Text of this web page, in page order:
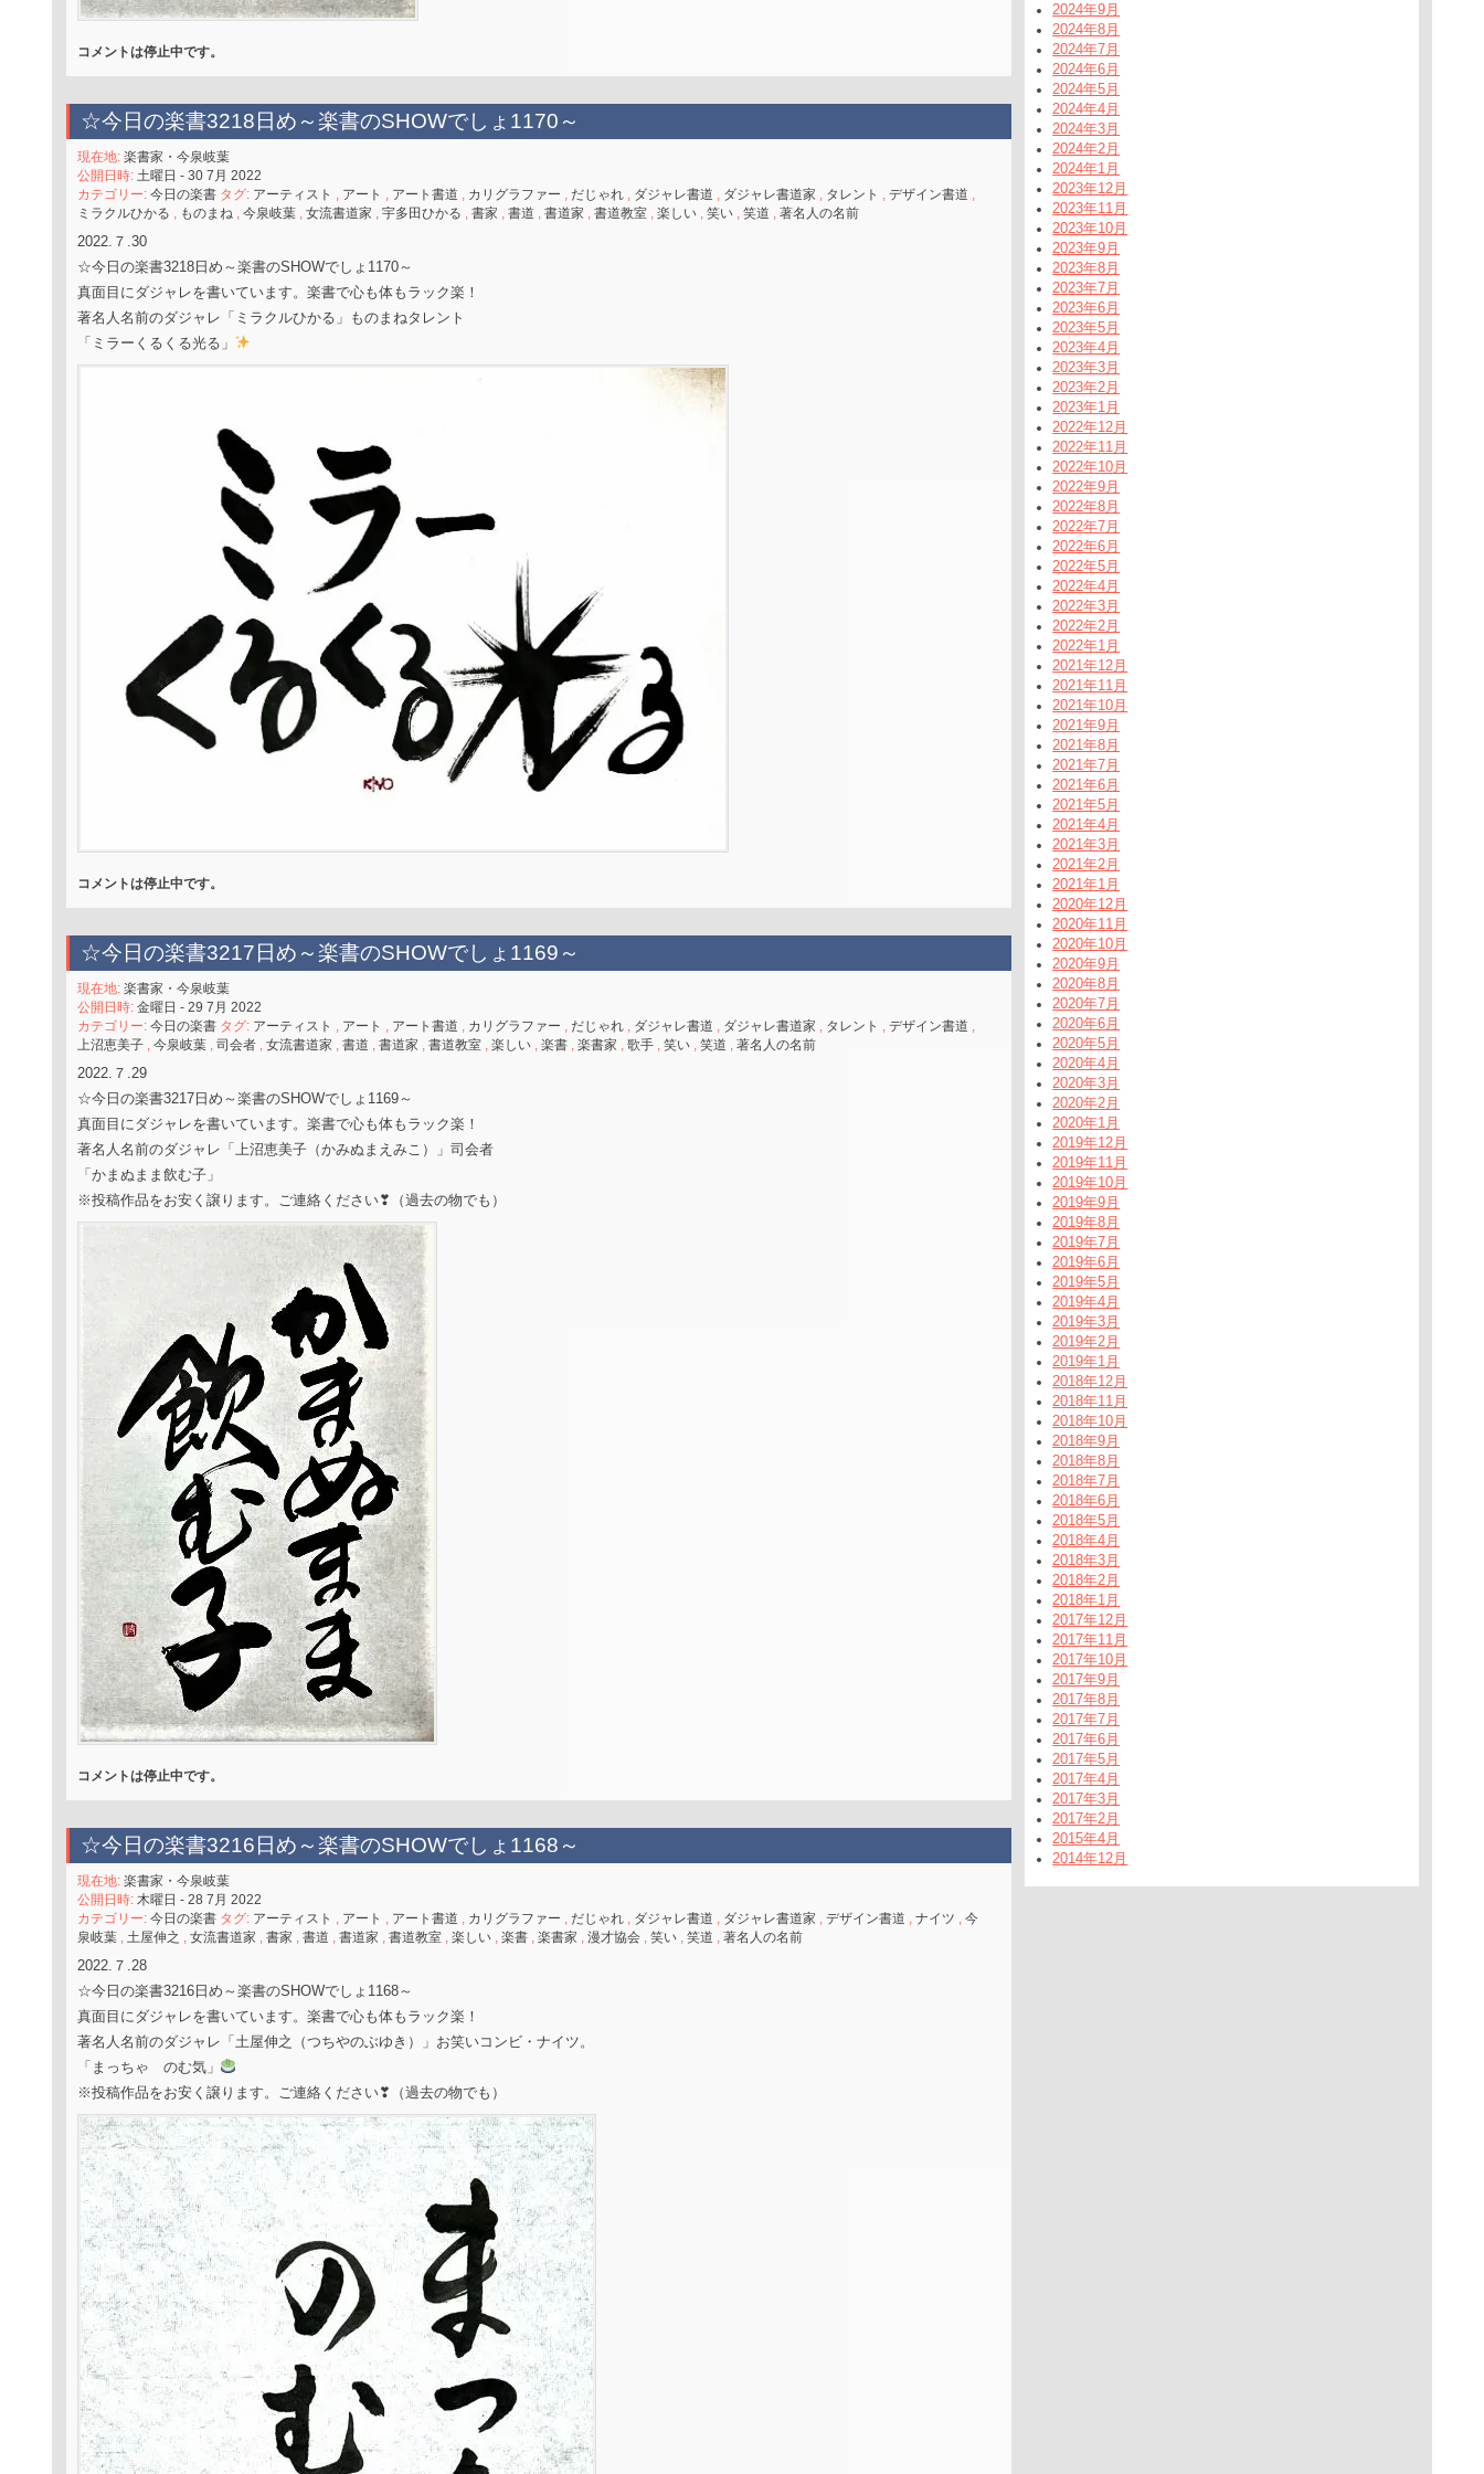
コメントは停止中です。
☆今日の楽書3218日め～楽書のSHOWでしょ1170～
現在地: 楽書家・今泉岐葉
公開日時: 土曜日 - 30 7月 2022
カテゴリー: 今日の楽書タグ: アーティスト アート アート書道 カリグラファー だじゃれ, ダジャレ書道 ダジャレ書道家 タレント デザイン書道
ミラクルひかる
ものまね 今泉岐葉, 女流書道家 宇多田ひかる 書家 書道 書道家 書道教室, 楽しい, 笑い, 笑道 著名人の名前
2022.７.30
☆今日の楽書3218日め～楽書のSHOWでしょ1170～
真面目にダジャレを書いています。楽書で心も体もラック楽！
著名人名前のダジャレ「ミラクルひかる」ものまねタレント
「ミラーくるくる光る」
コメントは停止中です。
☆今日の楽書3217日め～楽書のSHOWでしょ1169～
現在地: 楽書家・今泉岐葉
公開日時: 金曜日 - 29 7月 2022
カテゴリー: 今日の楽書タグ: アーティスト アート アート書道 カリグラファー だじゃれ, ダジャレ書道 ダジャレ書道家 タレント デザイン書道
上沼恵美子, 今泉岐葉, 司会者, 女流書道家 書道 書道家 書道教室, 楽しい, 楽書, 楽書家 歌手, 笑い, 笑道 著名人の名前
2022.７.29
☆今日の楽書3217日め～楽書のSHOWでしょ1169～
真面目にダジャレを書いています。楽書で心も体もラック楽！
著名人名前のダジャレ「上沼恵美子（かみぬまえみこ）」司会者
「かまぬまま飲む子」
※投稿作品をお安く譲ります。ご連絡ください❣（過去の物でも）
コメントは停止中です。
☆今日の楽書3216日め～楽書のSHOWでしょ1168～
現在地: 楽書家・今泉岐葉
公開日時: 木曜日 - 28 7月 2022
カテゴリー: 今日の楽書タグ: アーティスト アート アート書道 カリグラファー だじゃれ, ダジャレ書道 ダジャレ書道家 デザイン書道 ナイツ
今
泉岐葉, 土屋伸之 女流書道家 書家 書道 書道家 書道教室, 楽しい, 楽書, 楽書家 漫才協会, 笑い, 笑道 著名人の名前
2022.７.28
☆今日の楽書3216日め～楽書のSHOWでしょ1168～
真面目にダジャレを書いています。楽書で心も体もラック楽！
著名人名前のダジャレ「土屋伸之（つちやのぶゆき）」お笑いコンビ・ナイツ。
「まっちゃ のむ気」
※投稿作品をお安く譲ります。ご連絡ください❣（過去の物でも）
2024年9月
2024年8月
2024年7月
2024年6月
2024年5月
2024年4月
2024年3月
2024年2月
2024年1月
2023年12月
2023年11月
2023年10月
2023年9月
2023年8月
2023年7月
2023年6月
2023年5月
2023年4月
2023年3月
2023年2月
2023年1月
2022年12月
2022年11月
2022年10月
2022年9月
2022年8月
2022年7月
2022年6月
2022年5月
2022年4月
2022年3月
2022年2月
2022年1月
2021年12月
2021年11月
2021年10月
2021年9月
2021年8月
2021年7月
2021年6月
2021年5月
2021年4月
2021年3月
2021年2月
2021年1月
2020年12月
2020年11月
2020年10月
2020年9月
2020年8月
2020年7月
2020年6月
2020年5月
2020年4月
2020年3月
2020年2月
2020年1月
2019年12月
2019年11月
2019年10月
2019年9月
2019年8月
2019年7月
2019年6月
2019年5月
2019年4月
2019年3月
2019年2月
2019年1月
2018年12月
2018年11月
2018年10月
2018年9月
2018年8月
2018年7月
2018年6月
2018年5月
2018年4月
2018年3月
2018年2月
2018年1月
2017年12月
2017年11月
2017年10月
2017年9月
2017年8月
2017年7月
2017年6月
2017年5月
2017年4月
2017年3月
2017年2月
2015年4月
2014年12月